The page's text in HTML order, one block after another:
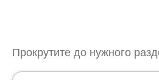
Прокрутите до нужного